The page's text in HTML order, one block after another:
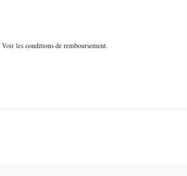
Voir les conditions de remboursement.